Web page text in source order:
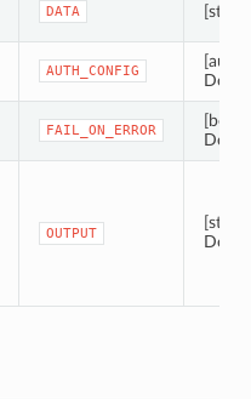
DATA
AUTH_CONFIG
FAIL_ON_ERROR
OUTPUT